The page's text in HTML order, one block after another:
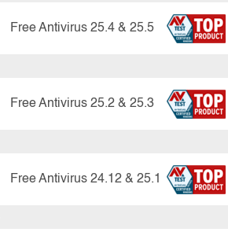
Free Antivirus 25.4 & 25.5
Free Antivirus 25.2 & 25.3
Free Antivirus 24.12 & 25.1